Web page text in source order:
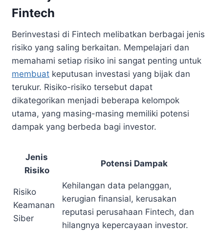
Fintech
Berinvestasi di Fintech melibatkan berbagai jenis
risiko yang saling berkaitan. Mempelajari dan
memahami setiap risiko ini sangat penting untuk
membuat keputusan investasi yang bijak dan
terukur. Risiko-risiko tersebut dapat
dikategorikan menjadi beberapa kelompok
utama, yang masing-masing memiliki potensi
dampak yang berbeda bagi investor.
Jenis
Risiko
Potensi Dampak
Risiko
Keamanan
Siber
Kehilangan data pelanggan,
kerugian finansial, kerusakan
reputasi perusahaan Fintech, dan
hilangnya kepercayaan investor.